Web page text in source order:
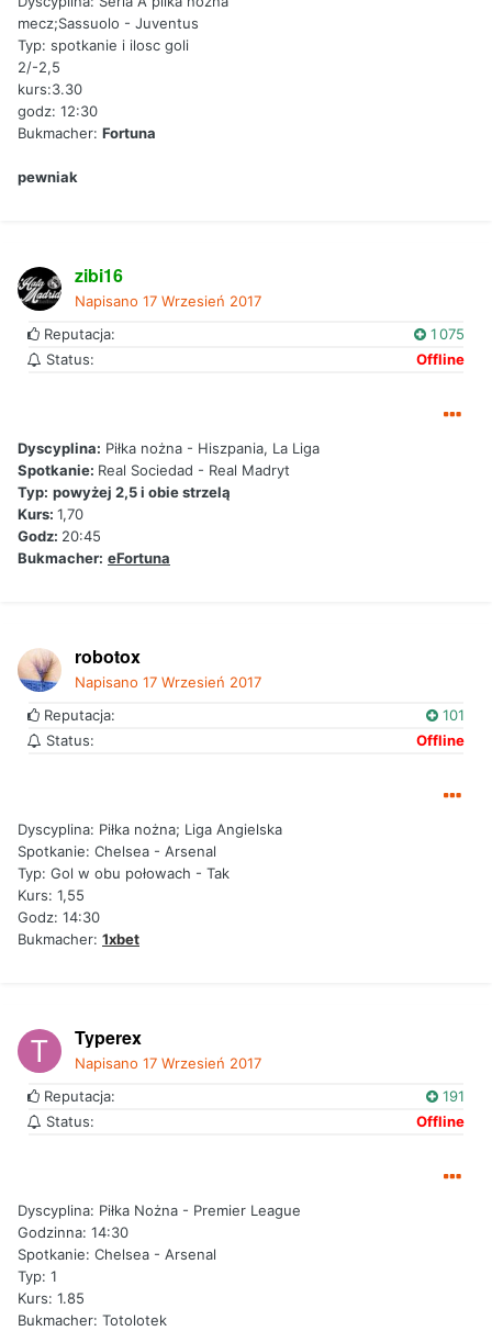
mecz;Sassuolo - Juventus
Typ: spotkanie i ilosc goli
2/-2,5
kurs:3.30
godz: 12:30
Bukmacher: Fortuna
pewniak
zibi16
Napisano 17 Wrzesień 2017
Reputacja:
1 075
Status:
Offline
Dyscyplina: Piłka nożna - Hiszpania, La Liga
Spotkanie: Real Sociedad - Real Madryt
Typ: powyżej 2,5 i obie strzelą
Kurs: 1,70
Godz: 20:45
Bukmacher: eFortuna
robotox
Napisano 17 Wrzesień 2017
Reputacja:
101
Status:
Offline
Dyscyplina: Piłka nożna; Liga Angielska
Spotkanie: Chelsea - Arsenal
Typ: Gol w obu połowach - Tak
Kurs: 1,55
Godz: 14:30
Bukmacher: 1xbet
Typerex
Napisano 17 Wrzesień 2017
Reputacja:
191
Status:
Offline
Dyscyplina: Piłka Nożna - Premier League
Godzinna: 14:30
Spotkanie: Chelsea - Arsenal
Typ: 1
Kurs: 1.85
Bukmacher: Totolotek